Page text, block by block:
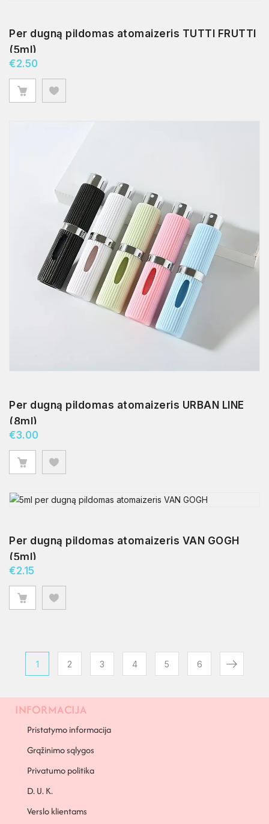
Per dugną pildomas atomaizeris TUTTI FRUTTI
(5ml)
€2.50
Per dugną pildomas atomaizeris URBAN LINE
(8ml)
€3.00
Per dugną pildomas atomaizeris VAN GOGH
(5ml)
€2.15
1 2 3 4 5 6
INFORMACIJA
Pristatymo informacija
Grąžinimo sąlygos
Privatumo politika
D. U. K.
Verslo klientams